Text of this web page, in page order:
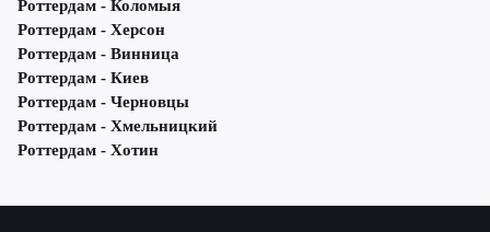
Роттердам - Коломыя
Роттердам - Херсон
Роттердам - Винница
Роттердам - Киев
Роттердам - Черновцы
Роттердам - Хмельницкий
Роттердам - Хотин